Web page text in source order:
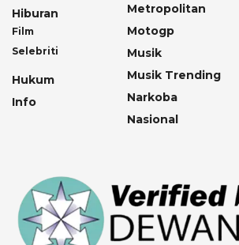
Hiburan
Film
Selebriti
Hukum
Info
Metropolitan
Motogp
Musik
Musik Trending
Narkoba
Nasional